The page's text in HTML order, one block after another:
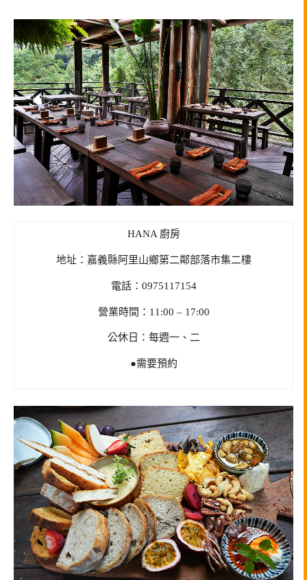
HANA 廚房
地址：嘉義縣阿里山鄉第二鄰部落市集二樓
電話：0975117154
營業時間：11:00 – 17:00
公休日：每週一、二
●需要預約